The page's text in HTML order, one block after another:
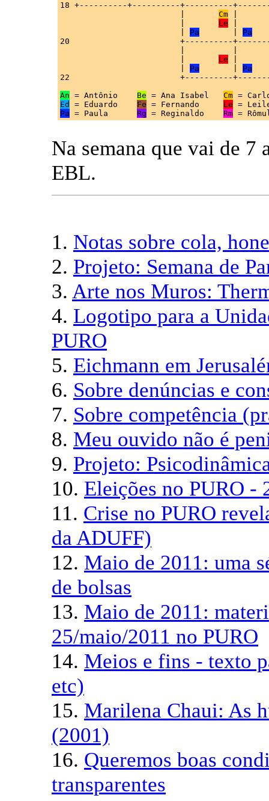
18 +----------+----------+----------
Cm
Le
Pa Pa
20                       +----------
Le
Pa Pa
22                       +----------
An = Antônio Be = Ana Isabel Cm
Ed
= Eduardo Fe = Fernando Le
Pa = Paula Rg = Reginaldo Rm
Na semana que vai de
EBL.
1. Notas sobre cola,
2. Projeto: Semana de
3. Arte nos Muros:
4. Logotipo para a
PURO
5. Eichmann em
6. Sobre denúncias e
7. Sobre competência
8. Meu ouvido não é
9. Projeto:
10. Eleições no PURO -
11. Crise no PURO
da ADUFF)
12. Maio de 2011: uma
de bolsas
13. Maio de 2011:
25/maio/2011 no PURO
14. Meios e fins - texto
etc)
15. Marilena Chaui: As
(2001)
16. Queremos boas
transparentes